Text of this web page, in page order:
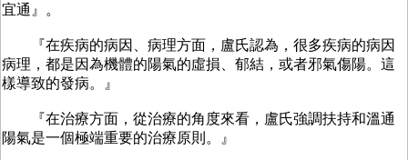
宜通』。
『在疾病的病因、病理方面，盧氏認為，很多疾病的病因
病理，都是因為機體的陽氣的虛損、郁結，或者邪氣傷陽。這
樣導致的發病。』
『在治療方面，從治療的角度來看，盧氏強調扶持和溫通
陽氣是一個極端重要的治療原則。』